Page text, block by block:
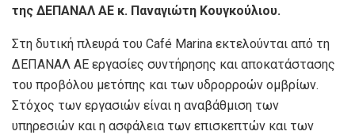
της ΔΕΠΑΝΑΛ ΑΕ κ. Παναγιώτη Κουγκούλιου.
Στη δυτική πλευρά του Café Marina εκτελούνται από τη
ΔΕΠΑΝΑΛ ΑΕ εργασίες συντήρησης και αποκατάστασης
του προβόλου μετόπης και των υδρορροών ομβρίων.
Στόχος των εργασιών είναι η αναβάθμιση των
υπηρεσιών και η ασφάλεια των επισκεπτών και των